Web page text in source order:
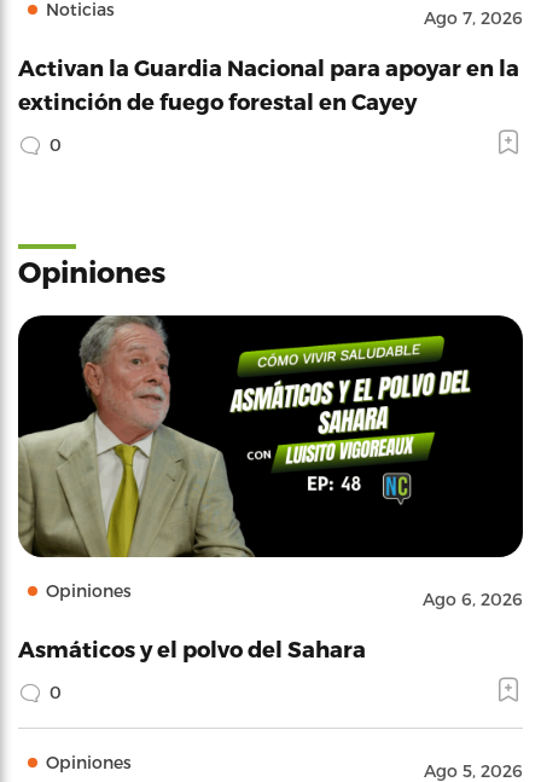
Noticias Ago 7, 2026
Activan la Guardia Nacional para apoyar en la
extinción de fuego forestal en Cayey
0
Opiniones
Opiniones Ago 6, 2026
Asmáticos y el polvo del Sahara
0
Opiniones Ago 5, 2026